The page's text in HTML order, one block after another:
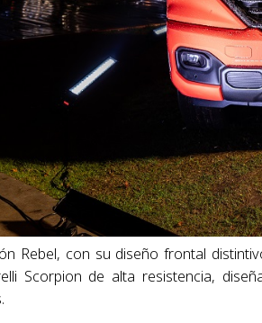
Rebel, con su diseño frontal
Scorpion de alta resistencia,